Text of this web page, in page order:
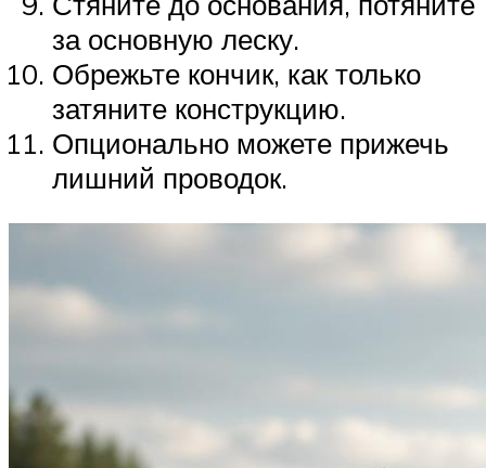
за основную леску.
Обрежьте кончик, как только
затяните конструкцию.
Опционально можете прижечь
лишний проводок.